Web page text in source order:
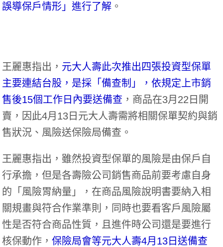
誤導保戶情形」進行了解 。
王麗惠指出， 元大人壽此次推出四張投資型保單
主要連結台股，是採「備查制」，依規定上市銷
售後15個工作日內要送備查 ，商品在3月22日開
賣，因此4月13日元大人壽需將相關保單契約與銷
售狀況、風險送保險局備查。
王麗惠指出，雖然投資型保單的風險是由保戶自
行承擔，但是各壽險公司銷售商品前要考慮自身
的「風險胃納量」，在商品風險說明書要納入相
關規畫與符合作業準則，同時也要看客戶風險屬
性是否符合商品性質，且進件時公司還是要進行
核保動作，保險局會等元大人壽4月13日送備查